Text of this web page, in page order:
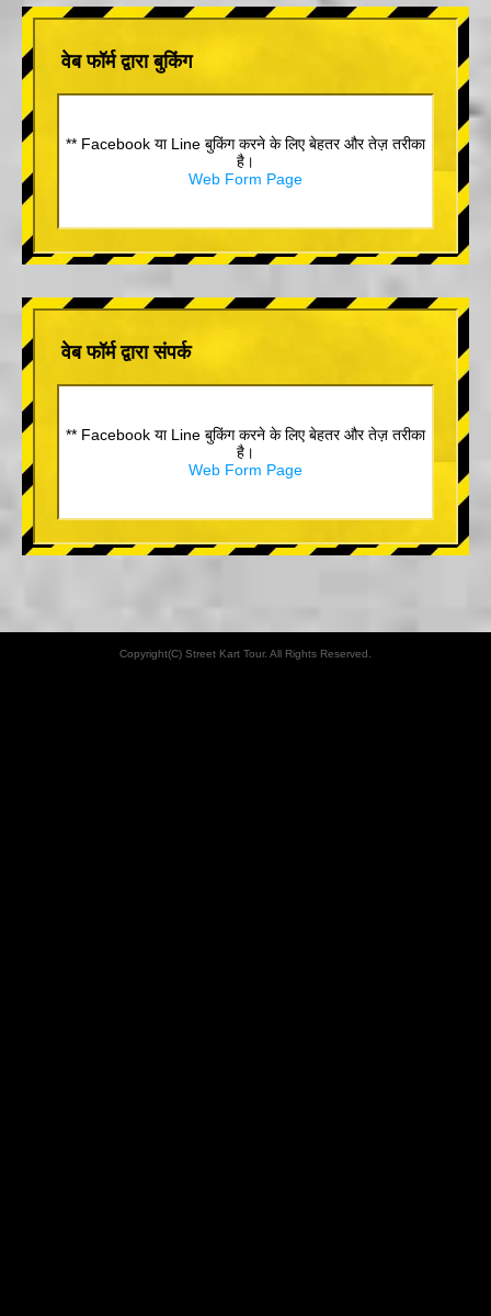
वेब फॉर्म द्वारा बुकिंग
** Facebook या Line बुकिंग करने के लिए बेहतर और तेज़ तरीका
है।
Web Form Page
वेब फॉर्म द्वारा संपर्क
** Facebook या Line बुकिंग करने के लिए बेहतर और तेज़ तरीका
है।
Web Form Page
Copyright(C) Street Kart Tour. All Rights Reserved.